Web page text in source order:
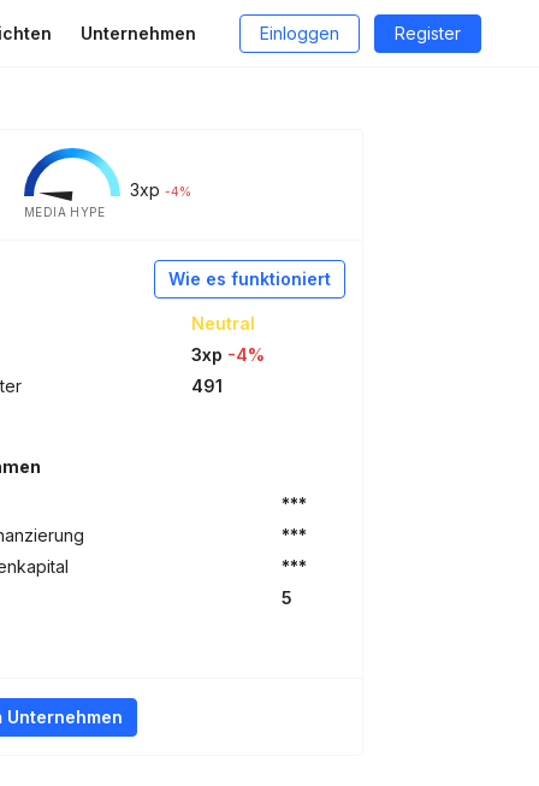
Unternehmen Einloggen Register
3xp -4%
MEDIA HYPE
Wie es funktioniert
Neutral
3xp -4%
491
***
***
***
5
Unternehmen